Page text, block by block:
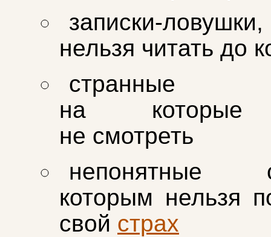
нельзя читать до
странные
на которые
не смотреть
непонятные
которым нельзя
свой страх